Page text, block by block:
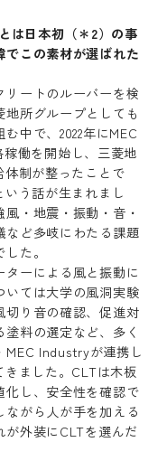
日本初（＊2）の事
この素材が選ばれた
リートのルーバーを検
所グループとしても
中で、2022年にMEC
働を開始し、三菱地
制が整ったことで
いう話が生まれまし
・地震・振動・音・
など多岐にわたる課題
た。
ーによる風と振動に
いては大学の風洞実験
切り音の確認、促進対
料の選定など、多く
MEC Industryが連携し
きました。CLTは木板
化し、安全性を確認で
がら人が手を加える
が外装にCLTを選んだ